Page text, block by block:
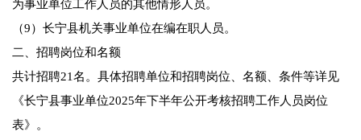
为事业单位工作人员的其他情形人员。
（9）长宁县机关事业单位在编在职人员。
二、招聘岗位和名额
共计招聘21名。具体招聘单位和招聘岗位、名额、条件等详见
《长宁县事业单位2025年下半年公开考核招聘工作人员岗位
表》。